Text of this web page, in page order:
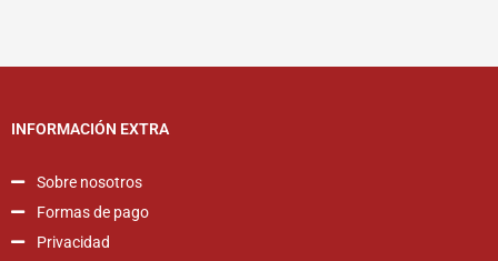
INFORMACIÓN EXTRA
Sobre nosotros
Formas de pago
Privacidad